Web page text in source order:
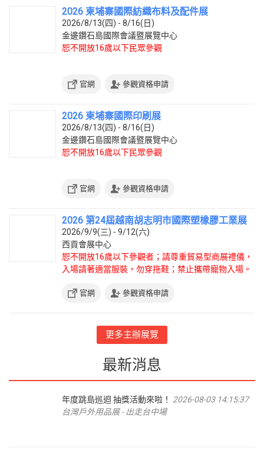
2026 柬埔寨國際紡織布料及配件展
2026/8/13(四) - 8/16(日)
金邊鑽石島國際會議暨展覽中心
恕不開放16歲以下民眾參觀
官網 參觀資格申請
2026 柬埔寨國際印刷展
2026/8/13(四) - 8/16(日)
金邊鑽石島國際會議暨展覽中心
恕不開放16歲以下民眾參觀
官網 參觀資格申請
2026 第24屆越南胡志明市國際塑橡膠工業展
2026/9/9(三) - 9/12(六)
西貢會展中心
恕不開放16歲以下參觀者；請尊重貿易型商展禮儀，
入場請著適當服裝，勿穿拖鞋；禁止攜帶寵物入場。
官網 參觀資格申請
更多主辦展覽
最新消息
年度跳島巡迴 抽獎活動來啦！ 2026-08-03 14:15:37
台灣戶外用品展 - 出走台中場